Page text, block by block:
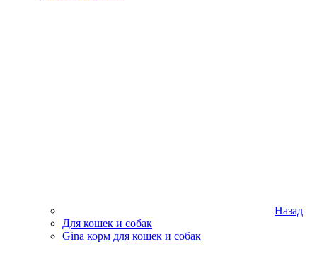
Назад
Для кошек и собак
Gina корм для кошек и собак